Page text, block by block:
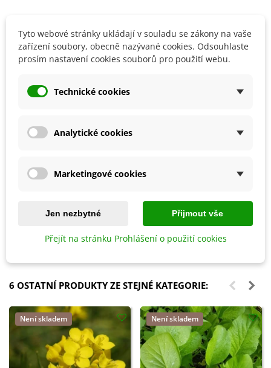
Ptačí budka pro brhlíka Bajin -
587 Kč
Konvička s růžicí - plastová - 1 l -
74 Kč
6 OSTATNÍ PRODUKTY ZE STEJNÉ KATEGORIE:
Není skladem Není skladem
Tyto webové stránky ukládají v souladu se zákony na vaše
zařízení soubory, obecně nazývané cookies. Odsouhlaste
prosím nastavení cookies souborů pro použití webu.
Technické cookies
Analytické cookies
Marketingové cookies
Jen nezbytné Přijmout vše
Přejít na stránku Prohlášení o použití cookies